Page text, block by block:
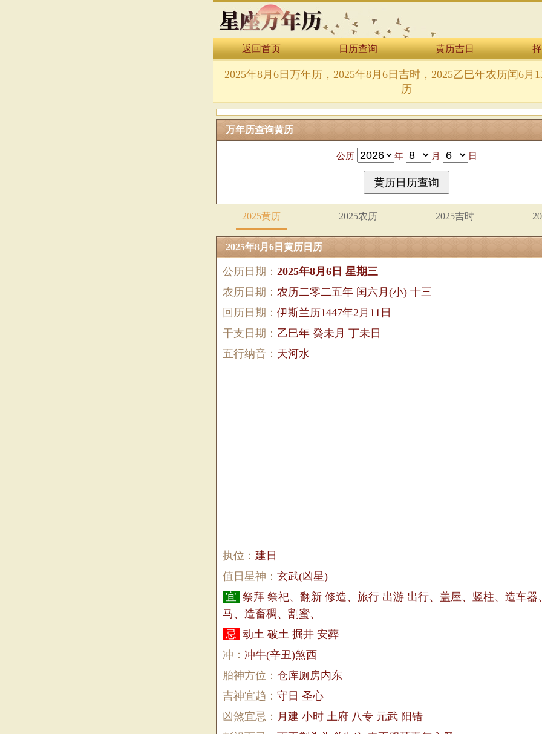
万年历表
返回首页 日历查询 黄历吉日
2025年8月6日万年历，2025年8月6日吉时，2025乙巳年农历闰6月
历
万年历查询黄历
公历 年 月 日
2025黄历 2025农历 2025吉时
2025年8月6日黄历日历
公历日期： 2025年8月6日 星期三
农历日期： 农历二零二五年 闰六月(小) 十三
回历日期： 伊斯兰历1447年2月11日
干支日期： 乙巳年 癸未月 丁未日
五行纳音： 天河水
执位： 建日
值日星神： 玄武(凶星)
宜 祭拜 祭祀、翻新 修造、旅行 出游 出行、盖屋、竖柱、造车器
马、造畜稠、割蜜、
忌 动土 破土 掘井 安葬
冲： 冲牛(辛丑)煞西
胎神方位： 仓库厕房内东
吉神宜趋： 守日 圣心
凶煞宜忌： 月建 小时 土府 八专 元武 阳错